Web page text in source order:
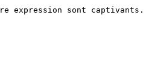
expression sont